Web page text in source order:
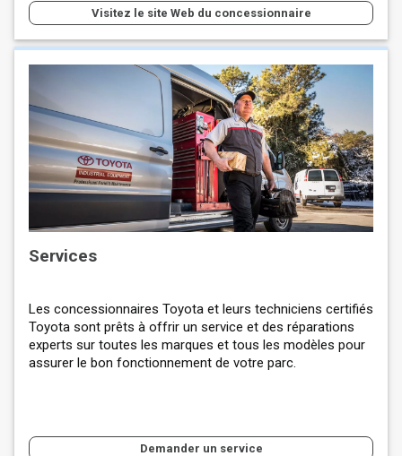
Visitez le site Web du concessionnaire
Services
Les concessionnaires Toyota et leurs techniciens certifiés
Toyota sont prêts à offrir un service et des réparations
experts sur toutes les marques et tous les modèles pour
assurer le bon fonctionnement de votre parc.
Demander un service